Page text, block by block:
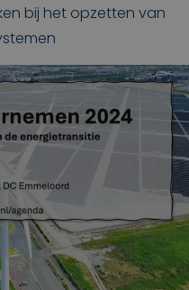
bij het opzetten van